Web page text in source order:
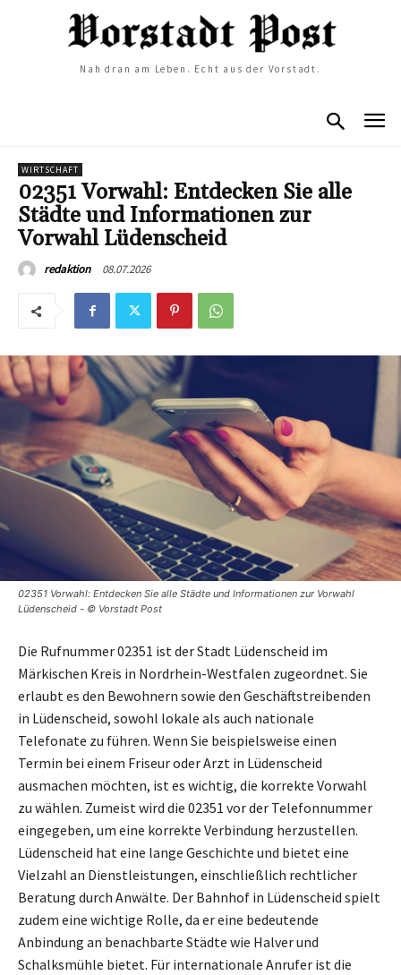
Nah dran am Leben. Echt aus der Vorstadt.
WIRTSCHAFT
02351 Vorwahl: Entdecken Sie alle
Städte und Informationen zur
Vorwahl Lüdenscheid
redaktion 08.07.2026
02351 Vorwahl: Entdecken Sie alle Städte und Informationen zur Vorwahl
Lüdenscheid - © Vorstadt Post
Die Rufnummer 02351 ist der Stadt Lüdenscheid im
Märkischen Kreis in Nordrhein-Westfalen zugeordnet. Sie
erlaubt es den Bewohnern sowie den Geschäftstreibenden
in Lüdenscheid, sowohl lokale als auch nationale
Telefonate zu führen. Wenn Sie beispielsweise einen
Termin bei einem Friseur oder Arzt in Lüdenscheid
ausmachen möchten, ist es wichtig, die korrekte Vorwahl
zu wählen. Zumeist wird die 02351 vor der Telefonnummer
eingegeben, um eine korrekte Verbindung herzustellen.
Lüdenscheid hat eine lange Geschichte und bietet eine
Vielzahl an Dienstleistungen, einschließlich rechtlicher
Beratung durch Anwälte. Der Bahnhof in Lüdenscheid spielt
zudem eine wichtige Rolle, da er eine bedeutende
Anbindung an benachbarte Städte wie Halver und
Schalksmühle bietet. Für internationale Anrufer ist die